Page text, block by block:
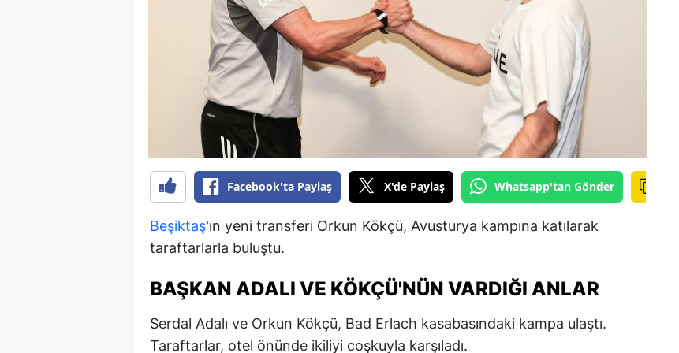
Bilecik
Bingöl
Bitlis
Bursa
Çorum
Diyarbakır
Facebook'ta Paylaş X'de Paylaş Whatsapp'tan Gönder
Beşiktaş'ın yeni transferi Orkun Kökçü, Avusturya kampına katılarak
taraftarlarla buluştu.
BAŞKAN ADALI VE KÖKÇÜ'NÜN VARDIĞI ANLAR
Serdal Adalı ve Orkun Kökçü, Bad Erlach kasabasındaki kampa ulaştı.
Taraftarlar, otel önünde ikiliyi coşkuyla karşıladı.